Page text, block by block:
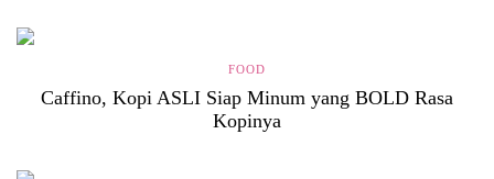
FOOD
Caffino, Kopi ASLI Siap Minum yang BOLD Rasa
Kopinya